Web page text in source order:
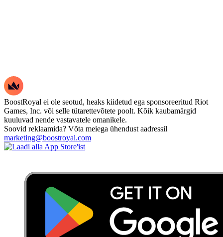
BoostRoyal ei ole seotud, heaks kiidetud ega sponsoreeritud Riot
Games, Inc. või selle tütarettevõtete poolt. Kõik kaubamärgid
kuuluvad nende vastavatele omanikele.
Soovid reklaamida? Võta meiega ühendust aadressil
marketing@boostroyal.com